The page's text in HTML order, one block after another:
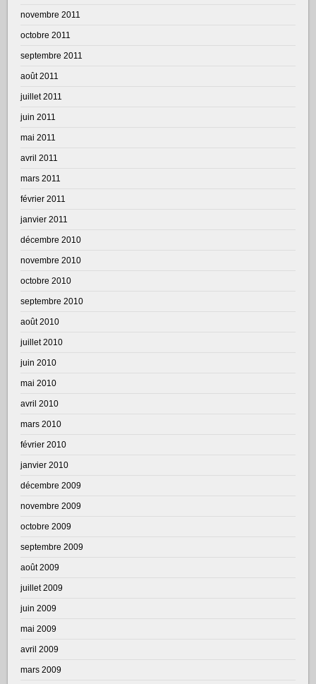
novembre 2011
octobre 2011
septembre 2011
août 2011
juillet 2011
juin 2011
mai 2011
avril 2011
mars 2011
février 2011
janvier 2011
décembre 2010
novembre 2010
octobre 2010
septembre 2010
août 2010
juillet 2010
juin 2010
mai 2010
avril 2010
mars 2010
février 2010
janvier 2010
décembre 2009
novembre 2009
octobre 2009
septembre 2009
août 2009
juillet 2009
juin 2009
mai 2009
avril 2009
mars 2009